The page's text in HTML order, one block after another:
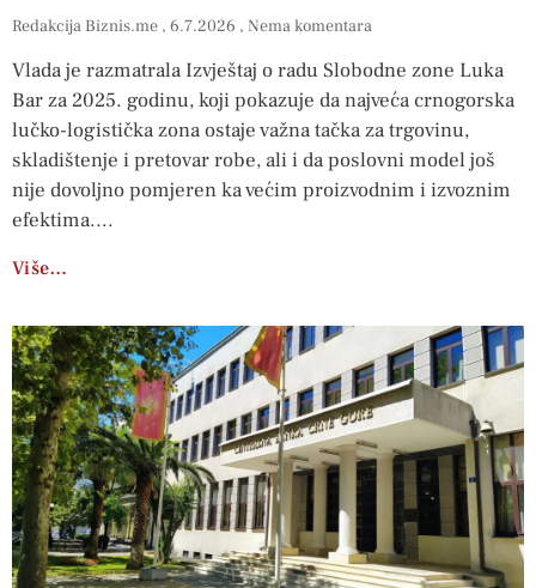
Redakcija Biznis.me 6.7.2026 Nema komentara
Vlada je razmatrala Izvještaj o radu Slobodne zone Luka
Bar za 2025. godinu, koji pokazuje da najveća crnogorska
lučko-logistička zona ostaje važna tačka za trgovinu,
skladištenje i pretovar robe, ali i da poslovni model još
nije dovoljno pomjeren ka većim proizvodnim i izvoznim
efektima.
Više…